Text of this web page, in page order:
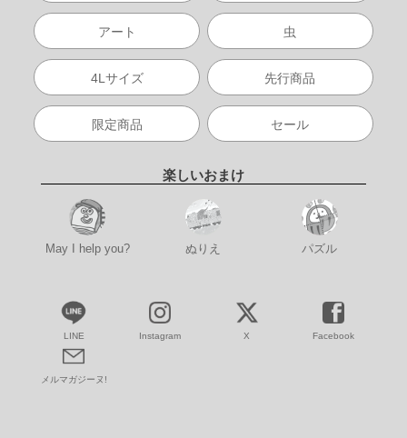
アート 虫
4Lサイズ 先行商品
限定商品 セール
楽しいおまけ
May I help you? ぬりえ パズル
LINE Instagram X Facebook
メルマガジーヌ!